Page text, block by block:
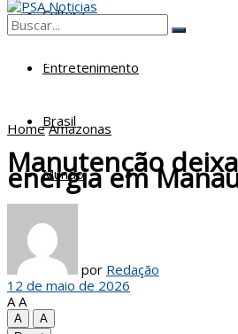
Cultura
Entretenimento
Brasil
Mundo
View All Result
Home Amazonas
Manutenção
energia em
por Redação
12 de maio de 2026
A A
A
A